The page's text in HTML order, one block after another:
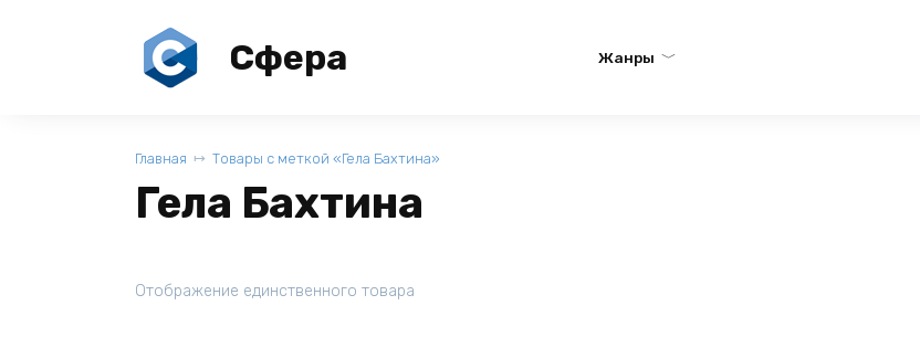
Сфера Жанры
Главная Товары с меткой «Гела Бахтина»
Гела Бахтина
Отображение единственного товара